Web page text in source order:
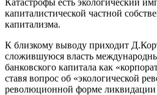
капиталистической частной
капитализма.
К близкому выводу приходит
сложившуюся власть
банковского капитала как
ставя вопрос об «экологической
революционной форме ликвидации